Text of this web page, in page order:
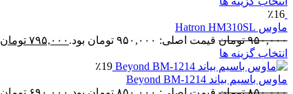
٪16
ماوس Hatron HM310SL
۹۵۰,۰۰۰ تومان قیمت اصلی: ۹۵۰,۰۰۰ تومان بود. ۷۹۵,۰۰۰ تومان
انتخاب گزینه ها
٪19
ماوس باسیم بیاند Beyond BM-1214